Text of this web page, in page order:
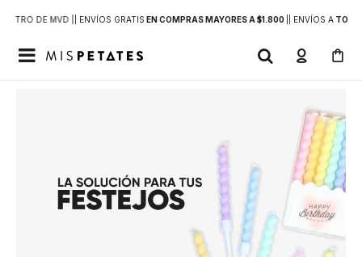
DE MVD | | ENVÍOS GRATIS EN COMPRAS MAYORES A $1.800 | ENVÍOS ATODO
